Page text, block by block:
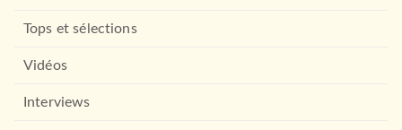
Tops et sélections
Vidéos
Interviews